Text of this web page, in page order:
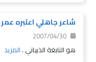
شاعر جاهلي اعتبره
2007/04/30
هو النابغة الذبياني .المزيد